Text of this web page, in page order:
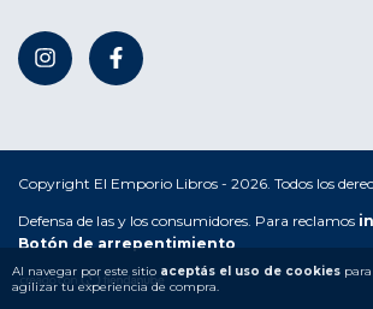
Al navegar por este sitio aceptás el uso de cookies para
agilizar tu experiencia de compra.
Copyright El Emporio Libros - 2026. Todos los
Defensa de las y los consumidores. Para reclamos
Botón de arrepentimiento